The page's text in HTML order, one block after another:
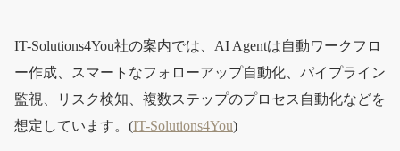
IT-Solutions4You社の案内では、AI Agentは自動ワークフロ
ー作成、スマートなフォローアップ自動化、パイプライン
監視、リスク検知、複数ステップのプロセス自動化などを
想定しています。(IT-Solutions4You)